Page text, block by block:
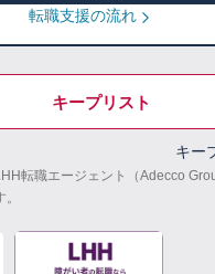
転職支援の流れ
キープリスト
キー
転職エージェント（Adecco